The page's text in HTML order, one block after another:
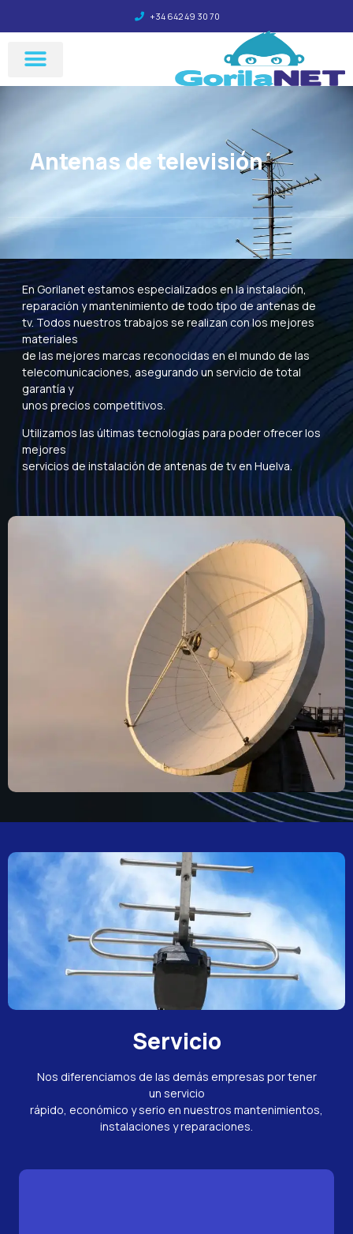
+34 642 49 30 70
Antenas de televisión
En Gorilanet estamos especializados en la instalación,
reparación y mantenimiento de todo tipo de antenas de
tv. Todos nuestros trabajos se realizan con los mejores
materiales
de las mejores marcas reconocidas en el mundo de las
telecomunicaciones, asegurando un servicio de total
garantía y
unos precios competitivos.
Utilizamos las últimas tecnologías para poder ofrecer los
mejores
servicios de instalación de antenas de tv en Huelva.
Servicio
Nos diferenciamos de las demás empresas por tener
un servicio
rápido, económico y serio en nuestros mantenimientos,
instalaciones y reparaciones.